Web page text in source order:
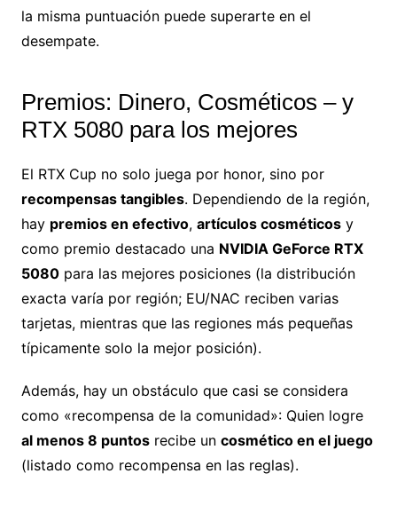
la misma puntuación puede superarte en el
desempate.
Premios: Dinero, Cosméticos – y
RTX 5080 para los mejores
El RTX Cup no solo juega por honor, sino por
recompensas tangibles. Dependiendo de la región,
hay premios en efectivo, artículos cosméticosy
como premio destacado una NVIDIA GeForce RTX
5080para las mejores posiciones (la distribución
exacta varía por región; EU/NAC reciben varias
tarjetas, mientras que las regiones más pequeñas
típicamente solo la mejor posición).
Además, hay un obstáculo que casi se considera
como «recompensa de la comunidad»: Quien logre
al menos 8 puntosrecibe un cosmético en el juego
(listado como recompensa en las reglas).